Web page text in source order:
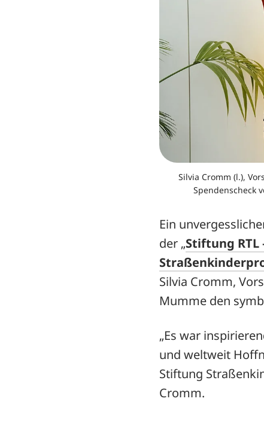
Silvia Cromm (l.),
Spendenscheck
Ein
der „Stiftung RTL
Silvia Cromm,
Mumme den
„Es war
und weltweit
Stiftung
Cromm.